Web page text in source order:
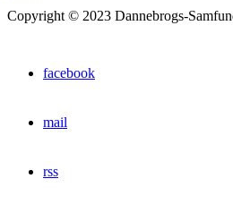
Copyright © 2023 Dannebrogs-
facebook
mail
rss